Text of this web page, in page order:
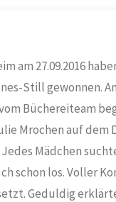
am 27.09.2016
Still gewonnen.
vom Büchereiteam
Mrochen auf dem
Mädchen
schon los. Voller
Geduldig